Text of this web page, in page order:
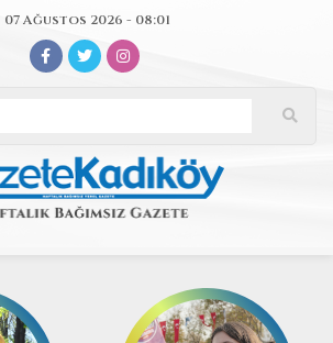
07 Ağustos 2026 - 08:01